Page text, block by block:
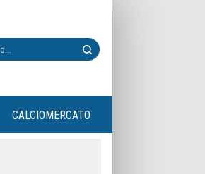
CALCIOMERCATO